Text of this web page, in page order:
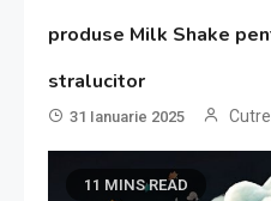
produse Milk Shake
stralucitor
31 Ianuarie 2025
11 MINS READ